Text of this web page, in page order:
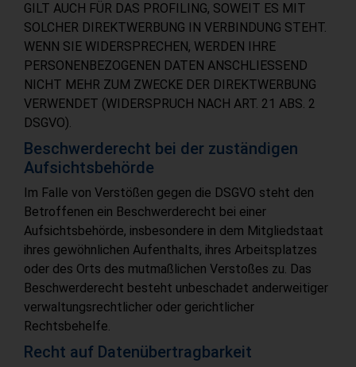
GILT AUCH FÜR DAS PROFILING, SOWEIT ES MIT
SOLCHER DIREKTWERBUNG IN VERBINDUNG STEHT.
WENN SIE WIDERSPRECHEN, WERDEN IHRE
PERSONENBEZOGENEN DATEN ANSCHLIESSEND
NICHT MEHR ZUM ZWECKE DER DIREKTWERBUNG
VERWENDET (WIDERSPRUCH NACH ART. 21 ABS. 2
DSGVO).
Beschwerde­recht bei der zuständigen
Aufsichts­behörde
Im Falle von Verstößen gegen die DSGVO steht den
Betroffenen ein Beschwerderecht bei einer
Aufsichtsbehörde, insbesondere in dem Mitgliedstaat
ihres gewöhnlichen Aufenthalts, ihres Arbeitsplatzes
oder des Orts des mutmaßlichen Verstoßes zu. Das
Beschwerderecht besteht unbeschadet anderweitiger
verwaltungsrechtlicher oder gerichtlicher
Rechtsbehelfe.
Recht auf Daten­übertrag­barkeit